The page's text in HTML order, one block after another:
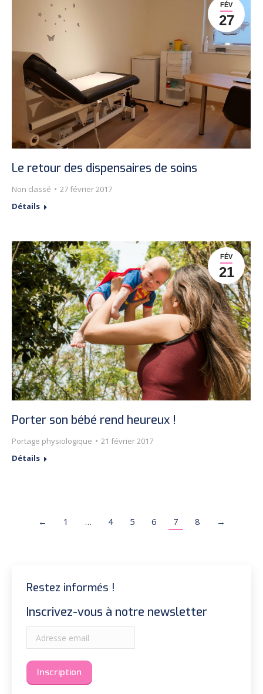
FÉV
27
Le retour des dispensaires de soins
Non classé
27 février 2017
Détails
FÉV
21
Porter son bébé rend heureux !
Portage physiologique
21 février 2017
Détails
← 1 … 4 5 6 7 8 →
Restez informés !
Inscrivez-vous à notre newsletter